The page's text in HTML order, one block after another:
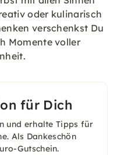
oder kulinarisch
verschenkst Du
Momente voller
für Dich
und erhalte Tipps für
Als Dankeschön
Gutschein.